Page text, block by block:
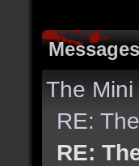
The
RE:
RE: